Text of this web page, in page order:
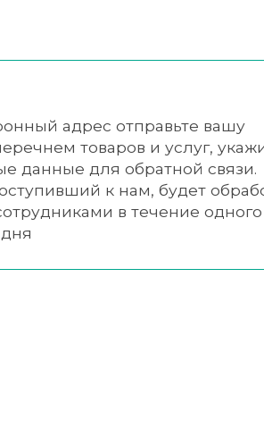
адрес отправьте вашу
товаров и услуг,
данные для обратной связи.
к нам, будет
в течение одного